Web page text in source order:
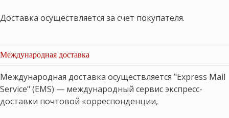
Доставка осуществляется за счет покупателя.
Международная доставка
Международная доставка осуществляется "Express Mail
Service" (EMS) — международный сервис экспресс-
доставки почтовой корреспонденции,